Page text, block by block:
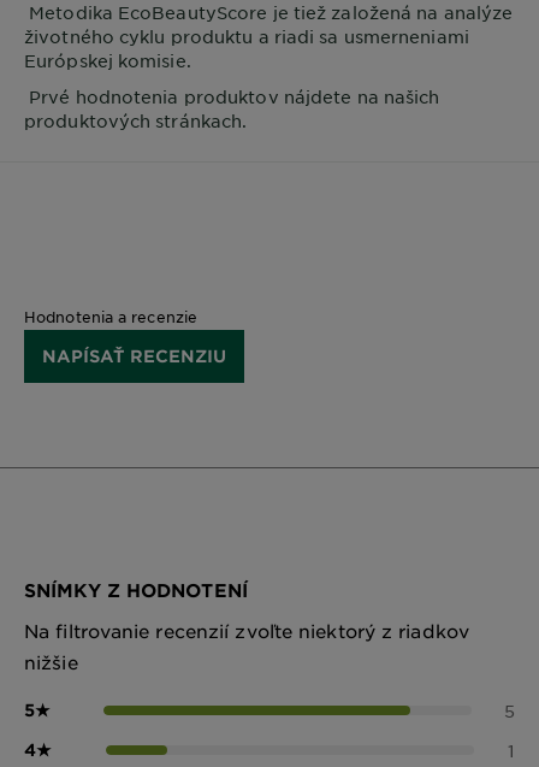
Metodika EcoBeautyScore je tiež založená na analýze
životného cyklu produktu a riadi sa usmerneniami
Európskej komisie.
Prvé hodnotenia produktov nájdete na našich
produktových stránkach.
Hodnotenia a recenzie
NAPÍSAŤ RECENZIU
SNÍMKY Z HODNOTENÍ
Na filtrovanie recenzií zvoľte niektorý z riadkov
nižšie
5★ 5
4★ 1